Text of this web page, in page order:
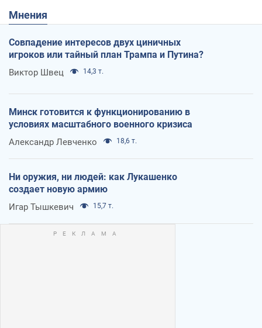
Мнения
Совпадение интересов двух циничных
игроков или тайный план Трампа и Путина?
Виктор Швец 14,3 т.
Минск готовится к функционированию в
условиях масштабного военного кризиса
Александр Левченко 18,6 т.
Ни оружия, ни людей: как Лукашенко
создает новую армию
Игар Тышкевич 15,7 т.